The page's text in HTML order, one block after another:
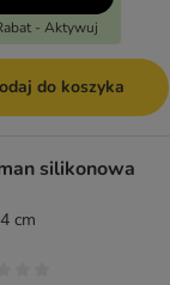
- Aktywuj
do koszyka
silikonowa
cm